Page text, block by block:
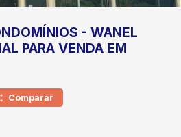
- WANEL
PARA VENDA EM
Comparar